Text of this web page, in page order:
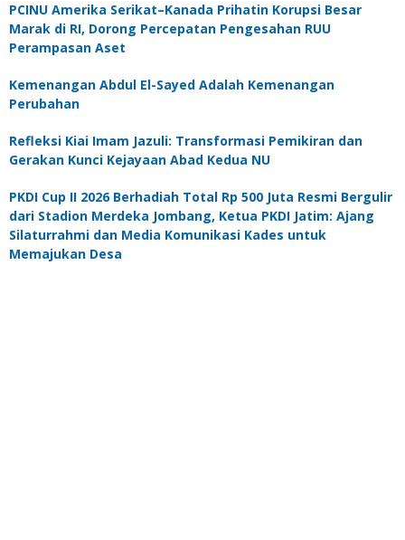
PCINU Amerika Serikat–Kanada Prihatin Korupsi Besar
Marak di RI, Dorong Percepatan Pengesahan RUU
Perampasan Aset
Kemenangan Abdul El-Sayed Adalah Kemenangan
Perubahan
Refleksi Kiai Imam Jazuli: Transformasi Pemikiran dan
Gerakan Kunci Kejayaan Abad Kedua NU
PKDI Cup II 2026 Berhadiah Total Rp 500 Juta Resmi Bergulir
dari Stadion Merdeka Jombang, Ketua PKDI Jatim: Ajang
Silaturrahmi dan Media Komunikasi Kades untuk
Memajukan Desa